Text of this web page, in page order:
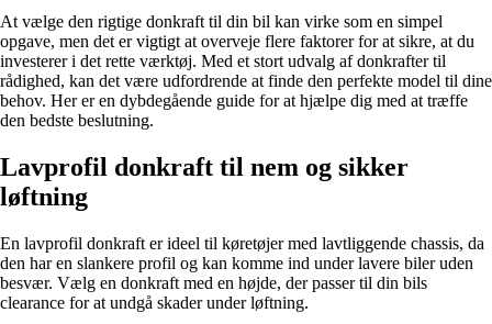
At vælge den rigtige donkraft til din bil kan virke som en simpel
opgave, men det er vigtigt at overveje flere faktorer for at sikre, at du
investerer i det rette værktøj. Med et stort udvalg af donkrafter til
rådighed, kan det være udfordrende at finde den perfekte model til dine
behov. Her er en dybdegående guide for at hjælpe dig med at træffe
den bedste beslutning.
Lavprofil donkraft til nem og sikker
løftning
En lavprofil donkraft er ideel til køretøjer med lavtliggende chassis, da
den har en slankere profil og kan komme ind under lavere biler uden
besvær. Vælg en donkraft med en højde, der passer til din bils
clearance for at undgå skader under løftning.